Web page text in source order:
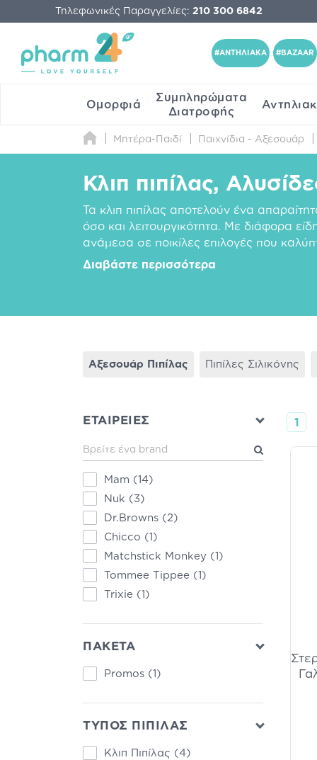
Τηλεφωνικές Παραγγελίες: 210 300 6842
#ΑΝΤΗΛΙΑΚΑ #BAZAAR
Ομορφιά
Συμπληρώματα
Διατροφής
Μητέρα-Παιδί Παιχνίδια - Αξεσουάρ
Κλιπ πιπίλας,
Τα κλιπ πιπίλας αποτελούν ένα
όσο και λειτουργικότητα. Με διάφορα
ανάμεσα σε ποικίλες επιλογές που
Διαβάστε περισσότερα
Αξεσουάρ Πιπίλας Πιπίλες Σιλικόνης
ΕΤΑΙΡΕΙΕΣ
Mam (14)
Nuk (3)
Dr.Browns (2)
Chicco (1)
Matchstick Monkey (1)
Tommee Tippee (1)
Trixie (1)
ΠΑΚΕΤΑ
Promos (1)
ΤΥΠΟΣ ΠΙΠΙΛΑΣ
Κλιπ Πιπίλας (4)
1